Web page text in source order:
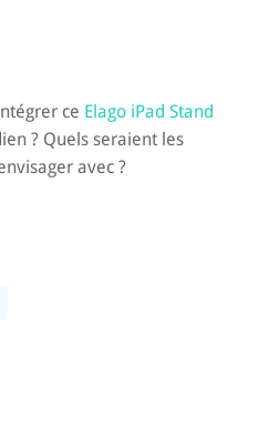
ce Elago iPad Stand
? Quels seraient les
avec ?